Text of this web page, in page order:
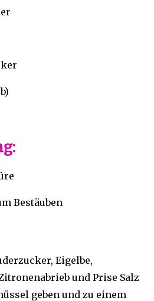
Bestäuben
Eigelbe,
und Prise Salz
geben und zu einem